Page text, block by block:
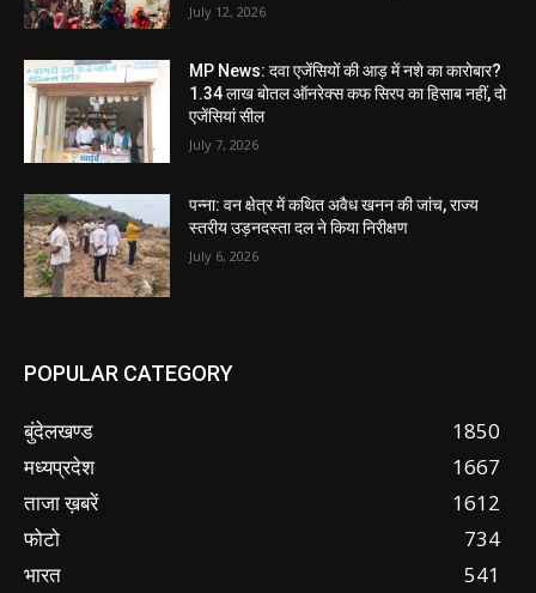
July 12, 2026
MP News: दवा एजेंसियों की आड़ में नशे का कारोबार?
1.34 लाख बोतल ऑनरेक्स कफ सिरप का हिसाब नहीं, दो
एजेंसियां सील
July 7, 2026
पन्ना: वन क्षेत्र में कथित अवैध खनन की जांच, राज्य
स्तरीय उड़नदस्ता दल ने किया निरीक्षण
July 6, 2026
POPULAR CATEGORY
बुंदेलखण्ड
1850
मध्यप्रदेश
1667
ताजा ख़बरें
1612
फोटो
734
भारत
541